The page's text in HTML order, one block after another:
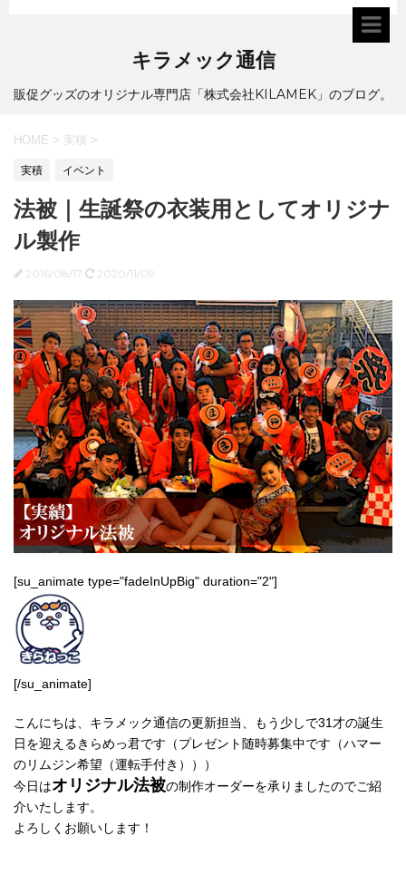
キラメック通信
販促グッズのオリジナル専門店「株式会社KILAMEK」のブログ。
HOME > 実積 >
実積 イベント
法被｜生誕祭の衣装用としてオリジナ
ル製作
2016/08/17 2020/11/09
[su_animate type="fadeInUpBig" duration="2"]
[/su_animate]
こんにちは、キラメック通信の更新担当、もう少しで31才の誕生
日を迎えるきらめっ君です（プレゼント随時募集中です（ハマー
のリムジン希望（運転手付き）））
今日はオリジナル法被の制作オーダーを承りましたのでご紹
介いたします。
よろしくお願いします！